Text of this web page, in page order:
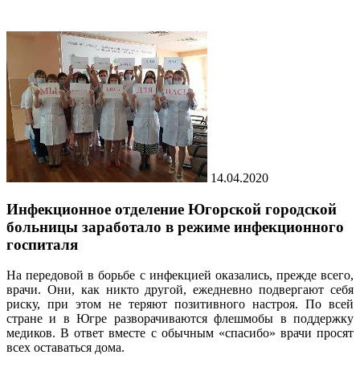
14.04.2020
Инфекционное отделение Югорской городской
больницы заработало в режиме инфекционного
госпиталя
На передовой в борьбе с инфекцией оказались, прежде всего,
врачи. Они, как никто другой, ежедневно подвергают себя
риску, при этом не теряют позитивного настроя. По всей
стране и в Югре разворачиваются флешмобы в поддержку
медиков. В ответ вместе с обычным «спасибо» врачи просят
всех оставаться дома.